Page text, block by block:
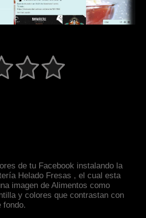
de tu Facebook instalando la
Helado Fresas , el cual esta
imagen de Alimentos como
y colores que contrastan con
fondo.